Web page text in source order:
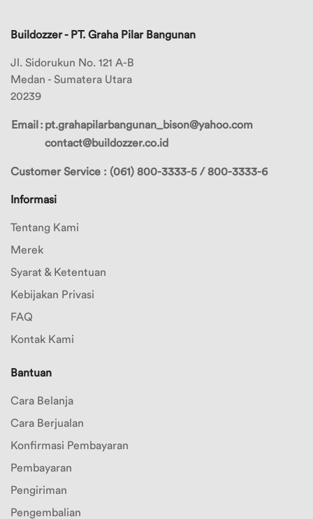
Buildozzer - PT. Graha Pilar Bangunan
Jl. Sidorukun No. 121 A-B
Medan - Sumatera Utara
20239
Email : pt.grahapilarbangunan_bison@yahoo.com
contact@buildozzer.co.id
Customer Service : (061) 800-3333-5 / 800-3333-6
Informasi
Tentang Kami
Merek
Syarat & Ketentuan
Kebijakan Privasi
FAQ
Kontak Kami
Bantuan
Cara Belanja
Cara Berjualan
Konfirmasi Pembayaran
Pembayaran
Pengiriman
Pengembalian